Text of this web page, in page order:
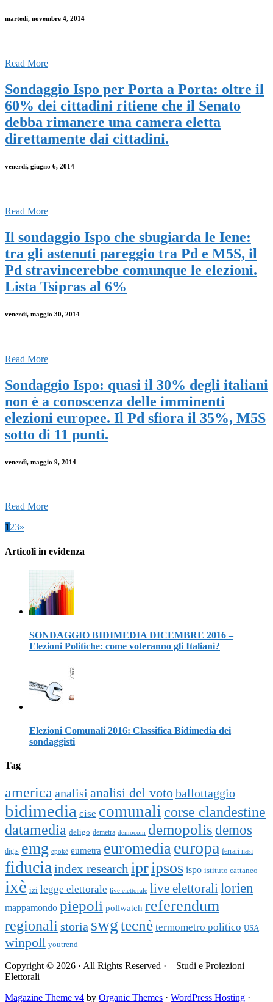
martedì, novembre 4, 2014
Read More
Sondaggio Ispo per Porta a Porta: oltre il
60% dei cittadini ritiene che il Senato
debba rimanere una camera eletta
direttamente dai cittadini.
venerdì, giugno 6, 2014
Read More
Il sondaggio Ispo che sbugiarda le Iene:
tra gli astenuti pareggio tra Pd e M5S, il
Pd stravincerebbe comunque le elezioni.
Lista Tsipras al 6%
venerdì, maggio 30, 2014
Read More
Sondaggio Ispo: quasi il 30% degli italiani
non è a conoscenza delle imminenti
elezioni europee. Il Pd sfiora il 35%, M5S
sotto di 11 punti.
venerdì, maggio 9, 2014
Read More
123»
Articoli in evidenza
SONDAGGIO BIDIMEDIA DICEMBRE 2016 –
Elezioni Politiche: come voteranno gli Italiani?
Elezioni Comunali 2016: Classifica Bidimedia dei
sondaggisti
Tag
america analisi analisi del votoballottaggio
bidimedia cise comunali corse clandestine
datamedia deligo demetra democom demopolisdemos
digis emg epokè eumetra euromediaeuropa ferrari nasi
fiduciaindex researchipripsos ispo istituto cattaneo
ixè izi legge elettorale live elettorale live elettorali lorien
mappamondo piepoli pollwatch referendum
regionalistoria swgtecnè termometro politico USA
winpoll youtrend
Copyright © 2026 · All Rights Reserved · – Studi e Proiezioni
Elettorali
Magazine Theme v4 by Organic Themes · WordPress Hosting ·